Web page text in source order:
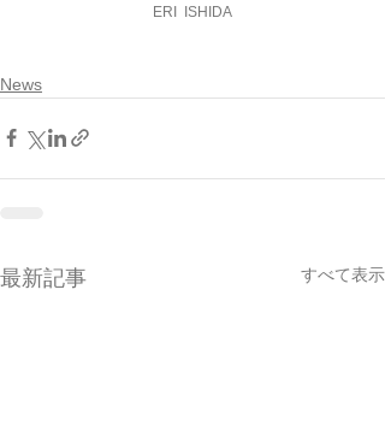
ERI  ISHIDA
News
最新記事 すべて表示